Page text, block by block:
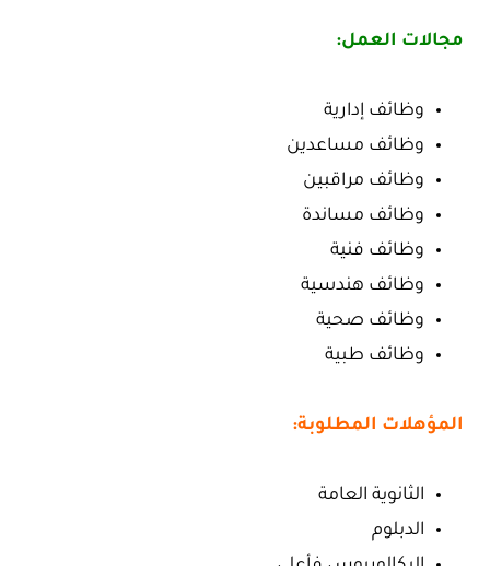
مجالات العمل:
وظائف إدارية
وظائف مساعدين
وظائف مراقبين
وظائف مساندة
وظائف فنية
وظائف هندسية
وظائف صحية
وظائف طبية
المؤهلات المطلوبة:
الثانوية العامة
الدبلوم